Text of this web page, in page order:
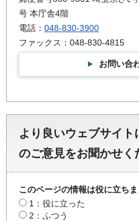
号 本庁舎4階
電話： 048-830-3900
ファックス：048-830-4815
お問い合
より良いウェブサイト
のご意見をお聞かせく
このページの情報は役に立ちま
1：役に立った
2：ふつう